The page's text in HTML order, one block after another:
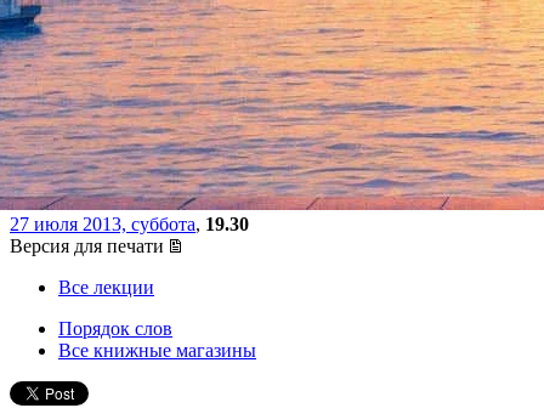
«Город грехов»: теперь и в
России
27 июля 2013, суббота, 19.30
Версия для печати
Все лекции
Порядок слов
Все книжные магазины